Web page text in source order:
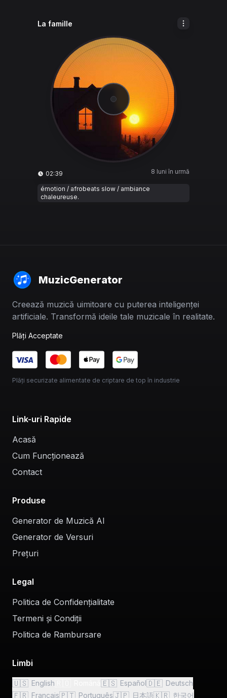
La famille
02:39 8 luni în urmă
émotion / afrobeats slow / ambiance
chaleureuse.
MuzicGenerator
Creează muzică uimitoare cu puterea inteligenței
artificiale. Transformă ideile tale muzicale în realitate.
Plăți Acceptate
Plăți securizate alimentate de criptare de top în industrie
Link-uri Rapide
Acasă
Cum Funcționează
Contact
Produse
Generator de Muzică AI
Generator de Versuri
Prețuri
Legal
Politica de Confidențialitate
Termeni și Condiții
Politica de Rambursare
Limbi
🇺🇸 English 🇪🇸 Español🇩🇪 Deutsch
🇫🇷 Français🇵🇹 Português🇯🇵 日本語🇰🇷 한국어